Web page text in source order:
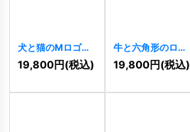
犬と猫のMロゴ
[11359]
19,800円(税込)
牛と六角形のロゴ
[11349]
19,800円(税込)